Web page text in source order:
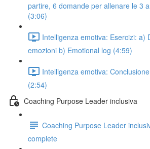
partire, 6 domande per allenare le 3
(3:06)
Intelligenza emotiva: Esercizi: a)
emozioni b) Emotional log (4:59)
Intelligenza emotiva:
(2:54)
Coaching Purpose Leader inclusiva
Coaching Purpose Leader
complete